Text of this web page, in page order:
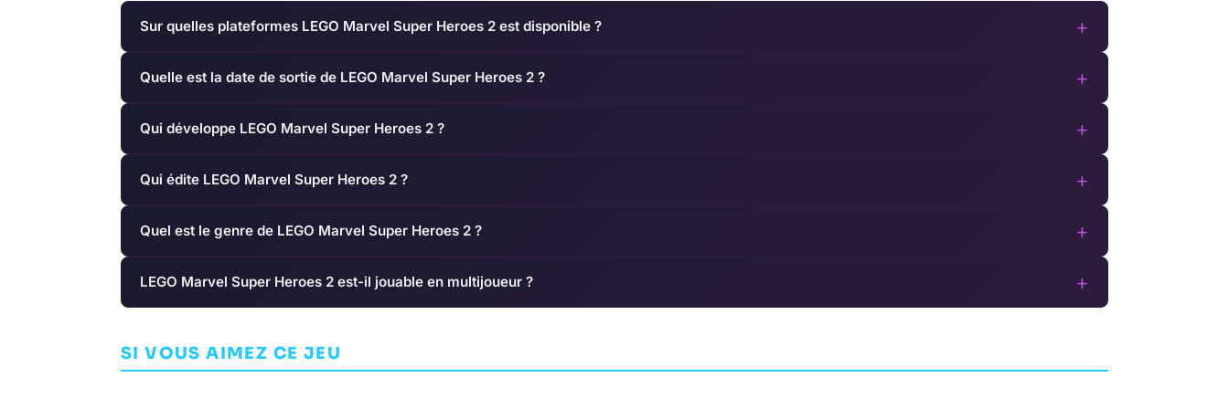
Sur quelles plateformes LEGO Marvel Super Heroes 2 est disponible ? +
Quelle est la date de sortie de LEGO Marvel Super Heroes 2 ? +
Qui développe LEGO Marvel Super Heroes 2 ? +
Qui édite LEGO Marvel Super Heroes 2 ? +
Quel est le genre de LEGO Marvel Super Heroes 2 ? +
LEGO Marvel Super Heroes 2 est-il jouable en multijoueur ? +
SI VOUS AIMEZ CE JEU
Open Country South of the Circle